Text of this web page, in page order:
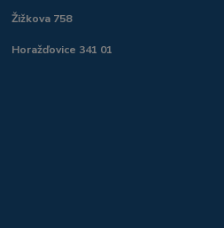
Žižkova 758
Horažďovice 341 01